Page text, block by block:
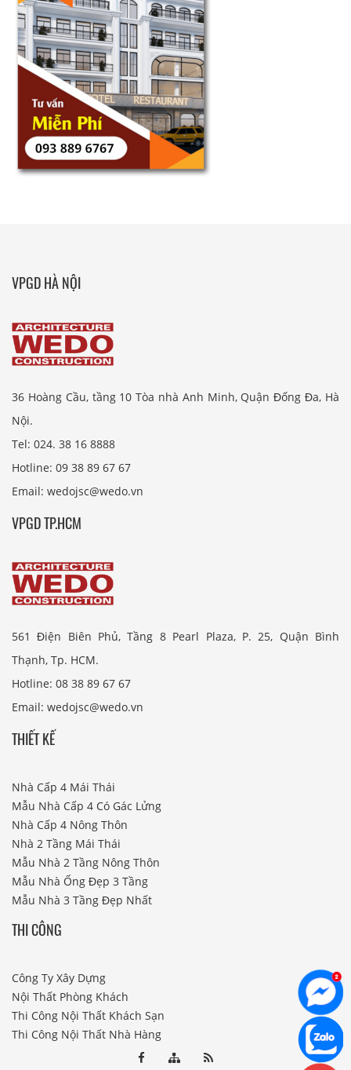
VPGD HÀ NỘI
36 Hoàng Cầu, tầng 10 Tòa nhà Anh Minh, Quận Đống Đa, Hà
Nội.
Tel: 024. 38 16 8888
Hotline: 09 38 89 67 67
Email: wedojsc@wedo.vn
VPGD TP.HCM
561 Điện Biên Phủ, Tầng 8 Pearl Plaza, P. 25, Quận Bình
Thạnh, Tp. HCM.
Hotline: 08 38 89 67 67
Email: wedojsc@wedo.vn
THIẾT KẾ
Nhà Cấp 4 Mái Thái
Mẫu Nhà Cấp 4 Có Gác Lửng
Nhà Cấp 4 Nông Thôn
Nhà 2 Tầng Mái Thái
Mẫu Nhà 2 Tầng Nông Thôn
Mẫu Nhà Ống Đẹp 3 Tầng
Mẫu Nhà 3 Tầng Đẹp Nhất
THI CÔNG
Công Ty Xây Dựng
Nội Thất Phòng Khách
Thi Công Nội Thất Khách Sạn
Thi Công Nội Thất Nhà Hàng